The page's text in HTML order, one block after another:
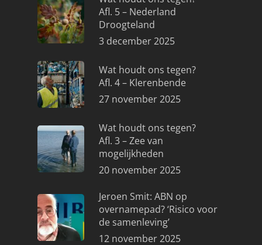
Afl. 5 – Nederland
Droogteland
3 december 2025
Wat houdt ons tegen?
Afl. 4 – Klerenbende
27 november 2025
Wat houdt ons tegen?
Afl. 3 – Zee van
mogelijkheden
20 november 2025
Jeroen Smit: ABN op
overnamepad? ‘Risico voor
de samenleving’
12 november 2025